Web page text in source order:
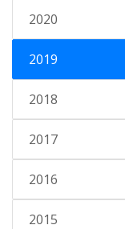
2020
2019
2018
2017
2016
2015